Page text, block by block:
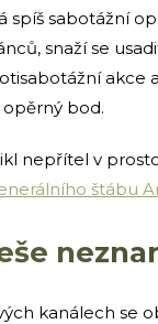
spíš sabotážní
snaží se
akce
bod.
nepřítel v
štábu
kanálech se